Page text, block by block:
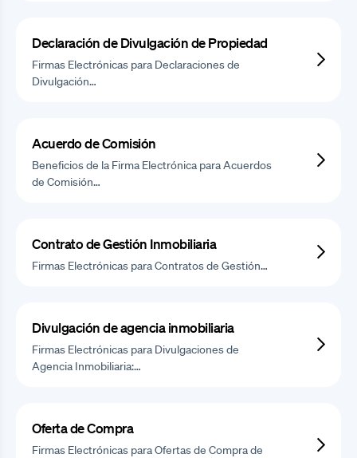
Declaración de Divulgación de Propiedad
Firmas Electrónicas para Declaraciones de
Divulgación…
Acuerdo de Comisión
Beneficios de la Firma Electrónica para Acuerdos
de Comisión…
Contrato de Gestión Inmobiliaria
Firmas Electrónicas para Contratos de Gestión…
Divulgación de agencia inmobiliaria
Firmas Electrónicas para Divulgaciones de
Agencia Inmobiliaria:…
Oferta de Compra
Firmas Electrónicas para Ofertas de Compra de